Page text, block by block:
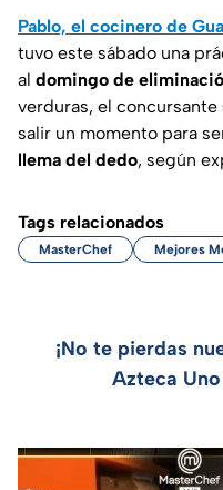
Pablo, el cocinero de
tuvo este sábado una
al domingo de
verduras, el concursante
salir un momento para
llema del dedo, según
Tags relacionados
MasterChef Mejores
¡No te pierdas
Azteca